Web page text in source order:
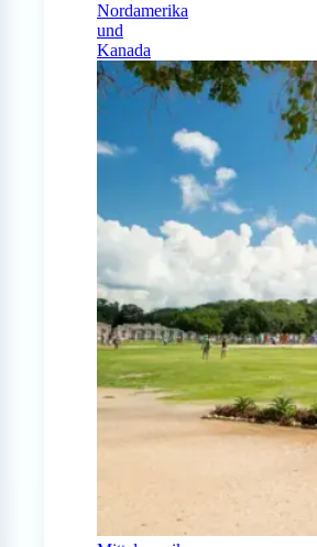
Nordamerika
und
Kanada